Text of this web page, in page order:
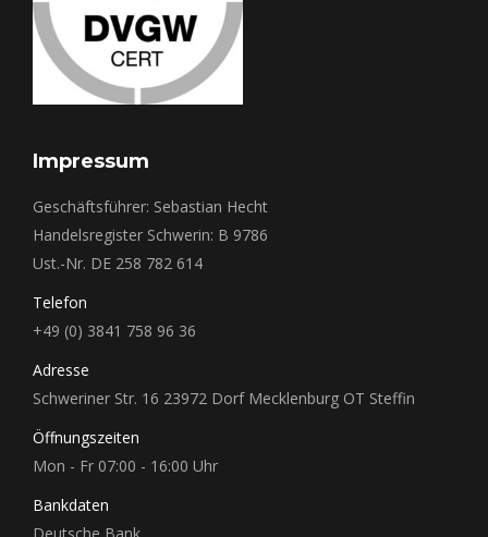
Impressum
Geschäftsführer: Sebastian Hecht
Handelsregister Schwerin: B 9786
Ust.-Nr. DE 258 782 614
Telefon
+49 (0) 3841 758 96 36
Adresse
Schweriner Str. 16 23972 Dorf Mecklenburg OT Steffin
Öffnungszeiten
Mon - Fr 07:00 - 16:00 Uhr
Bankdaten